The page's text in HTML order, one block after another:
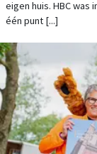
eigen huis. HBC was
één punt [...]